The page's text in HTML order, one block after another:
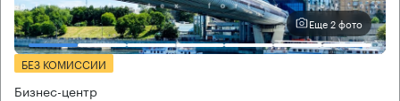
Еще 2 фото
БЕЗ КОМИССИИ
Бизнес-центр